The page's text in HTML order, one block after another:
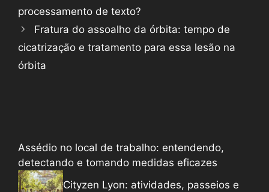
processamento de texto?
Fratura do assoalho da órbita: tempo de
cicatrização e tratamento para essa lesão na
órbita
Assédio no local de trabalho: entendendo,
detectando e tomando medidas eficazes
Cityzen Lyon: atividades, passeios e